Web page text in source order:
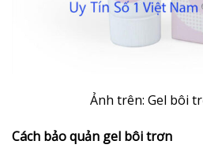
Ảnh trên: Gel bôi
Cách bảo quản gel bôi trơn